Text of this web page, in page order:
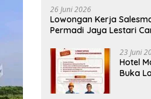
26 Juni 2026
Lowongan Kerja
Permadi Jaya Lestari
23 Juni
Hotel
Buka